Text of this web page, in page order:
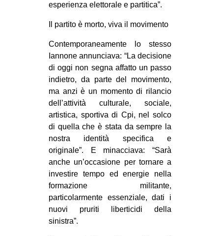
AMERICHE
ESTREMO ORIENTE
EUROPA
MEDIO ORIENTE
MONDO
EVENTI
Fb
tw
esperienza elettorale e partitica”.
Il partito è morto, viva il movimento
Contemporaneamente lo stesso
Iannone annunciava: “La decisione
di oggi non segna affatto un passo
indietro, da parte del movimento,
ma anzi è un momento di rilancio
dell’attività culturale, sociale,
artistica, sportiva di Cpi, nel solco
di quella che è stata da sempre la
nostra identità specifica e
originale”. E minacciava: “Sarà
anche un’occasione per tornare a
investire tempo ed energie nella
formazione militante,
particolarmente essenziale, dati i
nuovi pruriti liberticidi della
sinistra”.